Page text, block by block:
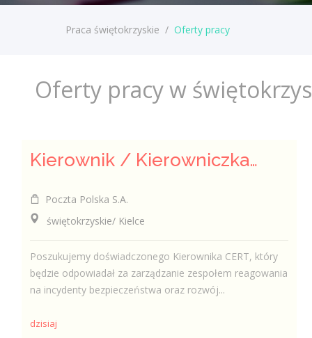
Praca świętokrzyskie / Oferty pracy
Oferty pracy w
Kierownik / Kierowniczka CERT
Poczta Polska S.A.
świętokrzyskie/ Kielce
Poszukujemy doświadczonego Kierownika CERT, który
będzie odpowiadał za zarządzanie zespołem reagowania
na incydenty bezpieczeństwa oraz rozwój...
dzisiaj